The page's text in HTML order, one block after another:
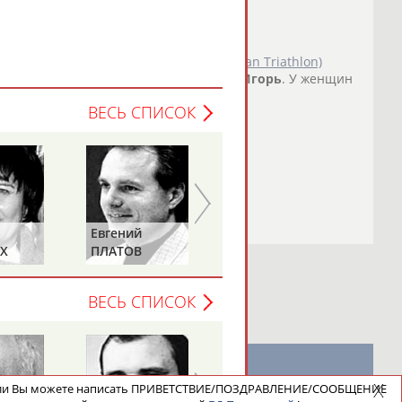
союза триатлона (European Triathlon)
Игорь. У женщин
СТАДИОН
рассылке: 996
ВЕСЬ СПИСОК
Евгений
ПЛАТОВ
ВЕСЬ СПИСОК
Вы можете написать ПРИВЕТСТВИЕ/ПОЗДРАВЛЕНИЕ/СООБЩЕНИЕ